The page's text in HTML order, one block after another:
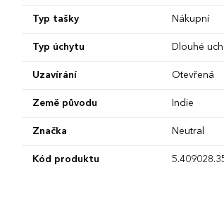
Typ tašky Nákupní
Typ úchytu Dlouhé
Uzavírání Otevřená
Země původu Indie
Značka Neutral
Kód produktu